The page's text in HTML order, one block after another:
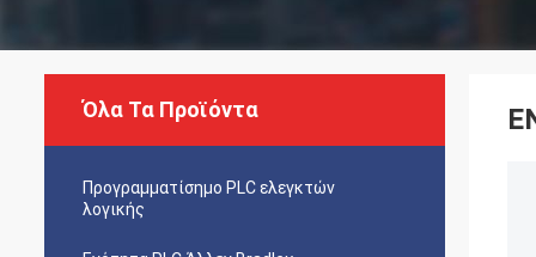
Όλα Τα Προϊόντα
Προγραμματίσημο PLC ελεγκτών
λογικής